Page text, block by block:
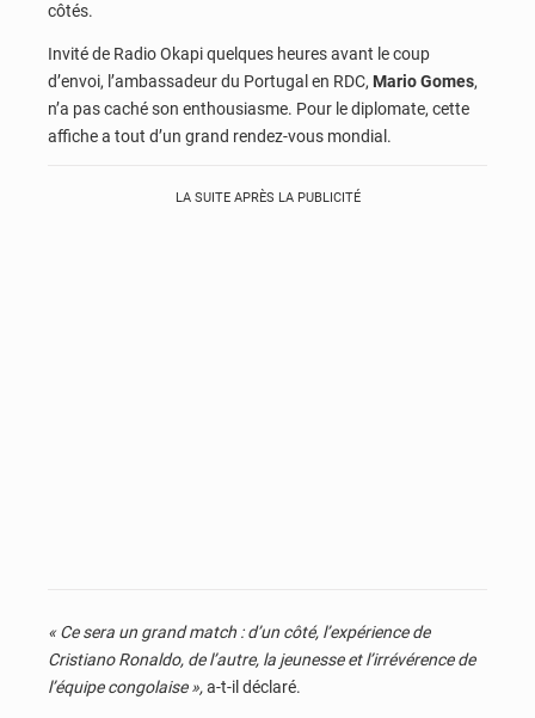
côtés.
Invité de Radio Okapi quelques heures avant le coup
d’envoi, l’ambassadeur du Portugal en RDC, Mario Gomes,
n’a pas caché son enthousiasme. Pour le diplomate, cette
affiche a tout d’un grand rendez-vous mondial.
LA SUITE APRÈS LA PUBLICITÉ
« Ce sera un grand match : d’un côté, l’expérience de
Cristiano Ronaldo, de l’autre, la jeunesse et l’irrévérence de
l’équipe congolaise »,a-t-il déclaré.